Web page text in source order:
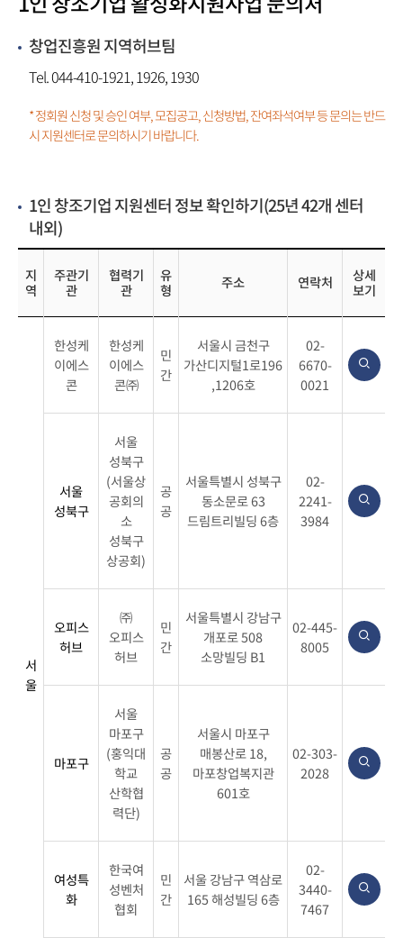
창업진흥원 지역허브팀
Tel. 044-410-1921, 1926, 1930
* 정회원 신청 및 승인 여부, 모집공고, 신청방법, 잔여좌석여부 등 문의는 반드
시 지원센터로 문의하시기 바랍니다.
1인 창조기업 지원센터 정보 확인하기(25년 42개 센터
내외)
표
지
지
역
주관기
관
협력기
관
유
형 주소 연락처 상세
보기
서
울
한성케
이에스
콘
한성케
이에스
콘㈜
민
간
서울시 금천구
가산디지털1로196
,1206호
02-
6670-
0021
서울
성북구
서울
성북구
(서울상
공회의
소
성북구
상공회)
공
공
서울특별시 성북구
동소문로 63
드림트리빌딩 6층
02-
2241-
3984
오피스
허브
㈜
오피스
허브
민
간
서울특별시 강남구
개포로 508
소망빌딩 B1
02-445-
8005
마포구
서울
마포구
(홍익대
학교
산학협
력단)
공
공
서울시 마포구
매봉산로 18,
마포창업복지관
601호
02-303-
2028
여성특
화
한국여
성벤처
협회
민
간
서울 강남구 역삼로
165 해성빌딩 6층
02-
3440-
7467